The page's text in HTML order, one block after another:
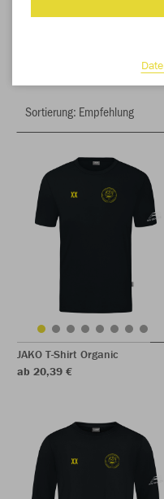
JAKO T-Shirt Organic
ab 20,39 €